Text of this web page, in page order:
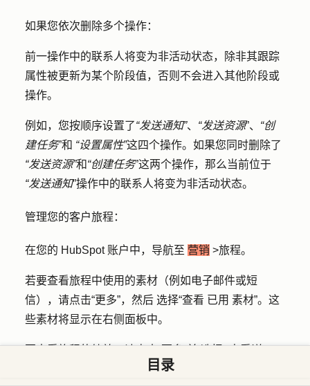
如果您依次删除多个操作：
前一操作中的联系人将变为非活动状态，除非其跟踪
属性被更新为某个阶段值，否则不会进入其他阶段或
操作。
例如，您按顺序设置了“发送通知”、 “发送资源”、 “创
建任务”和 “设置属性”这四个操作。如果您同时删除了
“发送资源”和“创建任务”这两个操作，那么当前位于
“发送通知”操作中的联系人将变为非活动状态。
管理您的客户旅程：
在您的 HubSpot 账户中，导航至 营销 >旅程。
若要查看旅程中使用的素材（例如电子邮件或短
信），请点击“更多”，然后 选择“查看 已用 素材”。这
些素材将显示在右侧面板中。
要查看旅程的绩效，请点击“更多”并选择“查看详
目录